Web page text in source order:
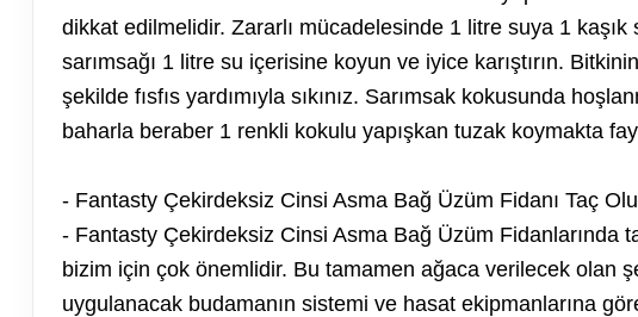
dikkat edilmelidir. Zararlı mücadelesinde 1 litre suya 1
sarımsağı 1 litre su içerisine koyun ve iyice karıştırın.
şekilde fısfıs yardımıyla sıkınız. Sarımsak kokusunda
baharla beraber 1 renkli kokulu yapışkan tuzak koymakta
- Fantasty Çekirdeksiz Cinsi Asma Bağ Üzüm Fidanı Taç
- Fantasty Çekirdeksiz Cinsi Asma Bağ Üzüm Fidanlarında
bizim için çok önemlidir. Bu tamamen ağaca verilecek olan
uygulanacak budamanın sistemi ve hasat ekipmanlarına